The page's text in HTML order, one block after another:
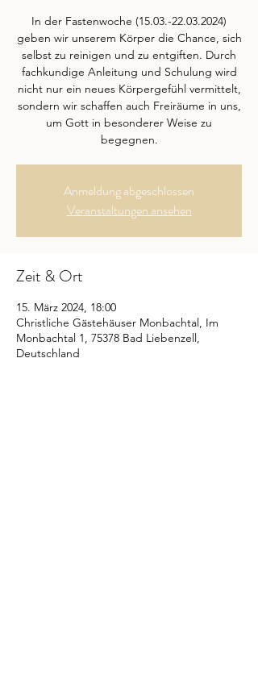
In der Fastenwoche (15.03.-22.03.2024)
geben wir unserem Körper die Chance, sich
selbst zu reinigen und zu entgiften. Durch
fachkundige Anleitung und Schulung wird
nicht nur ein neues Körpergefühl vermittelt,
sondern wir schaffen auch Freiräume in uns,
um Gott in besonderer Weise zu
begegnen.
Anmeldung abgeschlossen
Veranstaltungen ansehen
Zeit & Ort
15. März 2024, 18:00
Christliche Gästehäuser Monbachtal, Im
Monbachtal 1, 75378 Bad Liebenzell,
Deutschland